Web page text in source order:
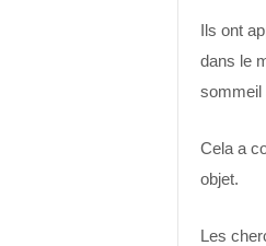
Ils ont
dans le
sommeil
Cela a
objet.
Les